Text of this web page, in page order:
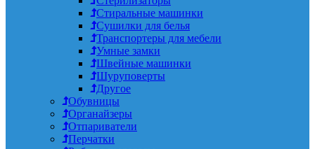
Стиральные машинки
Сушилки для белья
Транспортеры для мебели
Умные замки
Швейные машинки
Шуруповерты
Другое
Обувницы
Органайзеры
Отпариватели
Перчатки